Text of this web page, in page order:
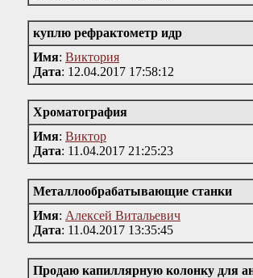
куплю рефрактометр идр
Имя: Виктория
Дата: 12.04.2017 17:58:12
Хроматография
Имя: Виктор
Дата: 11.04.2017 21:25:23
Металлообрабатывающие станки
Имя: Алексей Витальевич
Дата: 11.04.2017 13:35:45
Продаю капиллярную колонку для